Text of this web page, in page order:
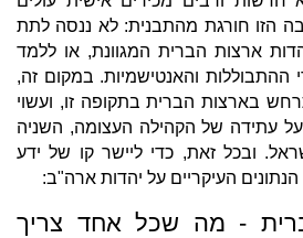
הזו חורגת מהתבנית: לא ננסה לתת
ארצות הברית המגוונת, או ללמד
והאנטישמיות. במקום זה,
בארצות הברית בתקופה זו, ועשוי
עתידה של הקהילה העצומה, השניה
ובכל זאת, כדי ליישר קו של ידע
העיקריים על יהדות ארה"ב:
- מה שכל אחד צריך